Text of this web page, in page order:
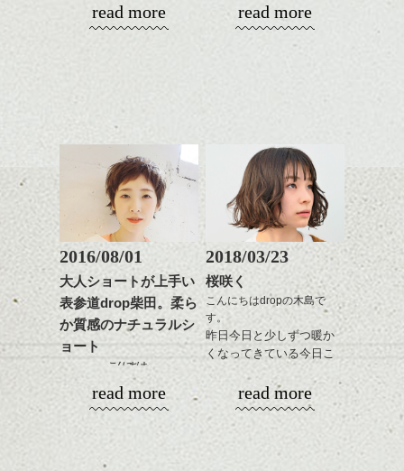
これからのスタイルチェ
ンジの事、髪質に合った
ハンサムショート／ヘッド
スパ／伸びても目立たない
ヘアカラー/ハイライト/ダブ
リートメント/ブリーチ/イン
って毎日のお手入れも簡
スタイリングも簡単で、
ワックスとオイル、バー
ム等の質感を調整しやす
いものを全体になじませ
整えるだけですよ。
これからのスタイルチェ
ンジの事等
是非なんでもご相談して
下さい。
お待ちしております
のも良い感じです。
これからのスタイルチェ
頃です...。
アカタログの撮影をしてきました。
今回は、わたしが２スタイル入らせていた
だきました(^^)
撮影時間が7時50分！！
見てる方は「えっ、普通じゃない？」と思
ったでしょう。
じっ、実は美容師って、朝が苦手なので
す。。はい。
サロンの入り時間が6時半(((((゜゜;)
当日、起きれるか不安すぎて、前日は22時
に就寝したはやしでした。。(笑)
read more
植物のきれいな写真の撮り方を
普通に撮るとこんな感じ。
これもまぁ、きれいに撮れてい
カメラは明るくしたり、暗くし
たりと、明るさを調節できる機
read more
2016/08/01
大人ショートが上手い
表参道drop柴田。柔ら
か質感のナチュラルシ
ョート
こんにちは。
暑い日がつづきますね。
ショートカットと寒色カラーの組み合わせ
read more
2018/03/23
桜咲く
こんにちはdropの木島で
す。
昨日今日と少しずつ暖か
くなってきている今日こ
の頃いかがお過ごしでし
ょうか？
自宅の近くに桜並木があ
りだいぶ良い感じに咲い
ていました。
東京だとこの土日が見頃
read more